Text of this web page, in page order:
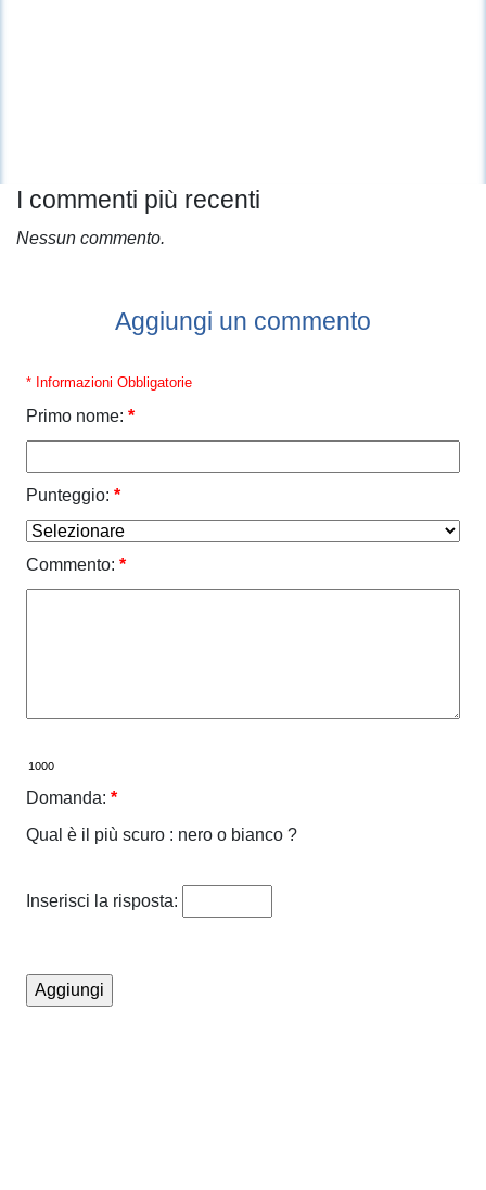
I commenti più recenti
Nessun commento.
Aggiungi un commento
* Informazioni Obbligatorie
Primo nome: *
Punteggio: *
Commento: *
Domanda: *
Qual è il più scuro : nero o bianco ?
Inserisci la risposta: